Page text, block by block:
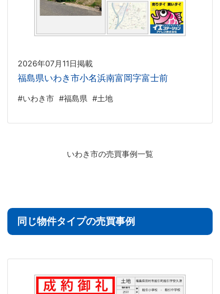
2026年07月11日掲載
福島県いわき市小名浜南富岡字富士前
#いわき市 #福島県 #土地
いわき市の売買事例一覧
同じ物件タイプの売買事例